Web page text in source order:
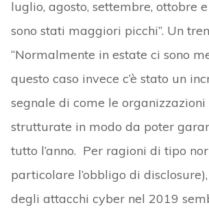
luglio, agosto, settembre, ottobre
sono stati maggiori picchi”. Un
“Normalmente in estate ci sono
questo caso invece c’è stato un
segnale di come le
strutturate in modo da poter
tutto l’anno. Per ragioni di tipo
particolare l’obbligo di
degli attacchi cyber nel 2019